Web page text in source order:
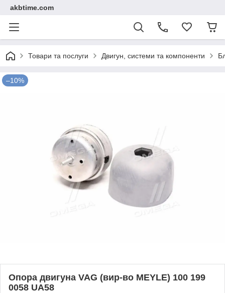
akbtime.com
Товари та послуги Двигун, системи та компоненти
–10%
Опора двигуна VAG (вир-во MEYLE) 100 199
0058 UA58